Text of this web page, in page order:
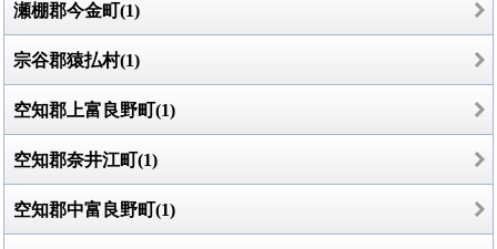
瀬棚郡今金町(1)
宗谷郡猿払村(1)
空知郡上富良野町(1)
空知郡奈井江町(1)
空知郡中富良野町(1)